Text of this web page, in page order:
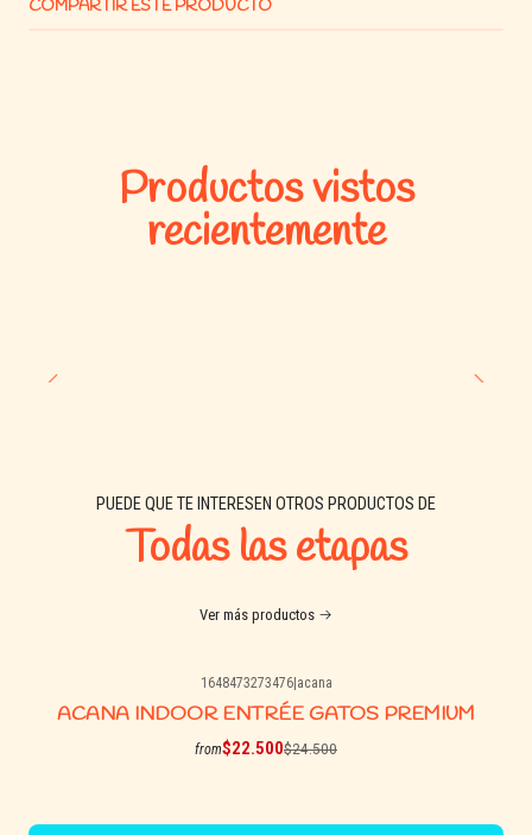
COMPARTIR ESTE PRODUCTO
Productos vistos
recientemente
PUEDE QUE TE INTERESEN OTROS PRODUCTOS DE
Todas las etapas
Ver más productos
1648473273476| acana
ACANA INDOOR ENTRÉE GATOS PREMIUM
from$22.500$24.500